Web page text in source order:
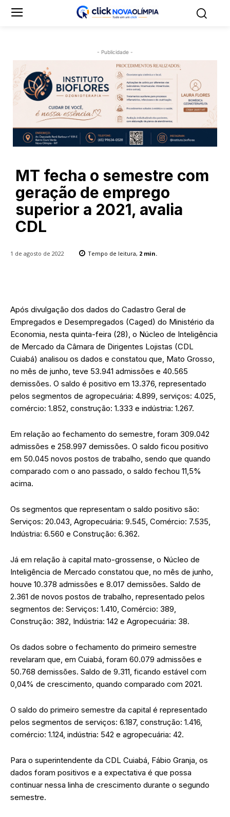
- Publicidade -
MT fecha o semestre com
geração de emprego
superior a 2021, avalia
CDL
1 de agosto de 2022 Tempo de leitura, 2 min.
Após divulgação dos dados do Cadastro Geral de
Empregados e Desempregados (Caged) do Ministério da
Economia, nesta quinta-feira (28), o Núcleo de Inteligência
de Mercado da Câmara de Dirigentes Lojistas (CDL
Cuiabá) analisou os dados e constatou que, Mato Grosso,
no mês de junho, teve 53.941 admissões e 40.565
demissões. O saldo é positivo em 13.376, representado
pelos segmentos de agropecuária: 4.899, serviços: 4.025,
comércio: 1.852, construção: 1.333 e indústria: 1.267.
Em relação ao fechamento do semestre, foram 309.042
admissões e 258.997 demissões. O saldo ficou positivo
em 50.045 novos postos de trabalho, sendo que quando
comparado com o ano passado, o saldo fechou 11,5%
acima.
Os segmentos que representam o saldo positivo são:
Serviços: 20.043, Agropecuária: 9.545, Comércio: 7.535,
Indústria: 6.560 e Construção: 6.362.
Já em relação à capital mato-grossense, o Núcleo de
Inteligência de Mercado constatou que, no mês de junho,
houve 10.378 admissões e 8.017 demissões. Saldo de
2.361 de novos postos de trabalho, representado pelos
segmentos de: Serviços: 1.410, Comércio: 389,
Construção: 382, Indústria: 142 e Agropecuária: 38.
Os dados sobre o fechamento do primeiro semestre
revelaram que, em Cuiabá, foram 60.079 admissões e
50.768 demissões. Saldo de 9.311, ficando estável com
0,04% de crescimento, quando comparado com 2021.
O saldo do primeiro semestre da capital é representado
pelos segmentos de serviços: 6.187, construção: 1.416,
comércio: 1.124, indústria: 542 e agropecuária: 42.
Para o superintendente da CDL Cuiabá, Fábio Granja, os
dados foram positivos e a expectativa é que possa
continuar nessa linha de crescimento durante o segundo
semestre.